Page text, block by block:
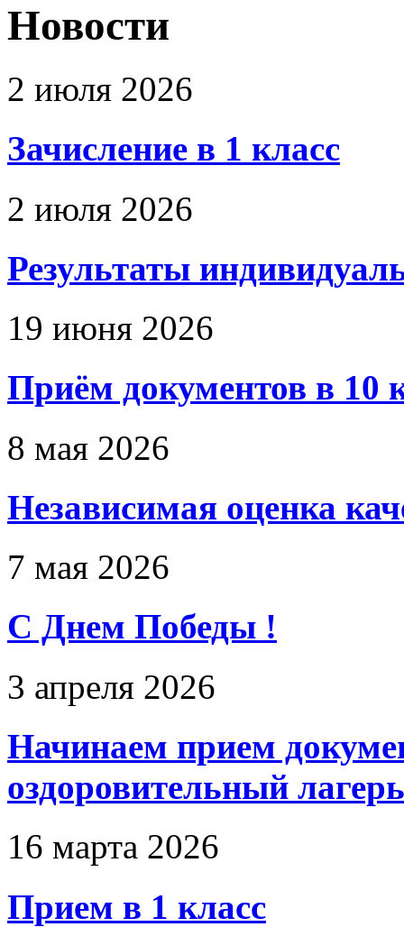
Новости
2 июля 2026
Зачисление в 1 класс
2 июля 2026
Результаты
19 июня 2026
Приём документов в 10
8 мая 2026
Независимая оценка
7 мая 2026
С Днем Победы !
3 апреля 2026
Начинаем прием
оздоровительный
16 марта 2026
Прием в 1 класс